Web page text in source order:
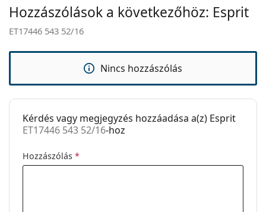
Állítható
Nem
Igen
Tisztítókendő:
Igen
Egyéb
Nem:
Unisex
Márka:
Hozzászólások a következőhöz: Esprit
ET17446 543 52/16
Nincs hozzászólás
Kérdés vagy megjegyzés hozzáadása a(z) Esprit
ET17446 543 52/16-hoz
Hozzászólás *